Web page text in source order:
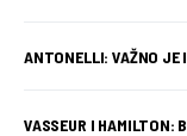
ANTONELLI: VAŽNO JE
VASSEUR I HAMILTON: